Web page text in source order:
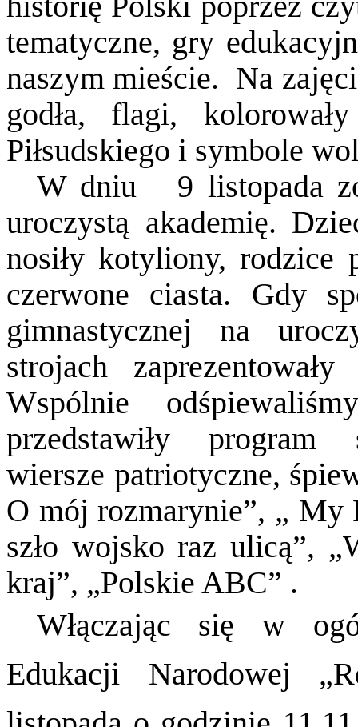
tematyczne, gry
naszym mieście. Na
godła, flagi,
Piłsudskiego i symbole
W dniu
9 listopada
uroczystą akademię.
nosiły kotyliony, rodzice
czerwone ciasta. Gdy
gimnastycznej na
strojach zaprezentowały
Wspólnie
przedstawiły program
wiersze patriotyczne,
O mój rozmarynie”, „ My
szło wojsko raz ulicą”,
kraj”, „Polskie ABC” .
Włączając się w
Edukacji Narodowej